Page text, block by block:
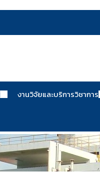
งานวิจัยและบริการวิชาการ